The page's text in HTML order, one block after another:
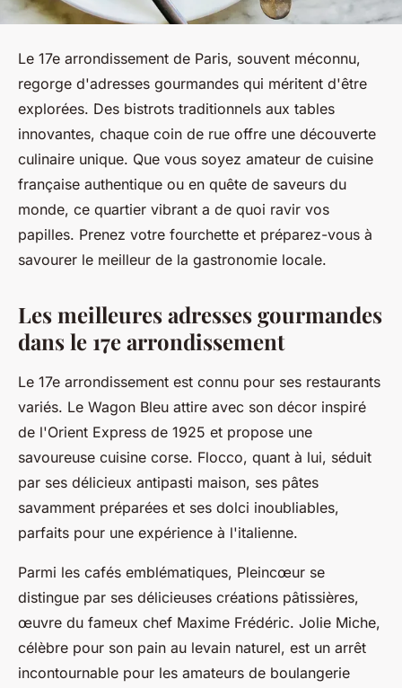
Le 17e arrondissement de Paris, souvent méconnu,
regorge d'adresses gourmandes qui méritent d'être
explorées. Des bistrots traditionnels aux tables
innovantes, chaque coin de rue offre une découverte
culinaire unique. Que vous soyez amateur de cuisine
française authentique ou en quête de saveurs du
monde, ce quartier vibrant a de quoi ravir vos
papilles. Prenez votre fourchette et préparez-vous à
savourer le meilleur de la gastronomie locale.
Les meilleures adresses gourmandes
dans le 17e arrondissement
Le 17e arrondissement est connu pour ses restaurants
variés. Le Wagon Bleu attire avec son décor inspiré
de l'Orient Express de 1925 et propose une
savoureuse cuisine corse. Flocco, quant à lui, séduit
par ses délicieux antipasti maison, ses pâtes
savamment préparées et ses dolci inoubliables,
parfaits pour une expérience à l'italienne.
Parmi les cafés emblématiques, Pleincœur se
distingue par ses délicieuses créations pâtissières,
œuvre du fameux chef Maxime Frédéric. Jolie Miche,
célèbre pour son pain au levain naturel, est un arrêt
incontournable pour les amateurs de boulangerie